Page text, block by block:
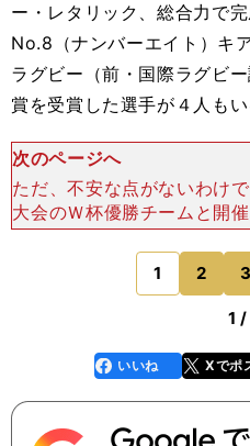
ー・レタリック、総合力で
No.8（ナンバーエイト）キ
ラグビー（前・国際ラグビ
賞を受賞した選手が４人もい
次のページへ
ただ、不安な点がないわけ
大会のＷ杯優勝チームと開
ランド代表の成績を見てほ
ム（開催地）／ニュージー
＠1987
1 2 3
のページへ
1
faceboo
k
いいね Xでポ